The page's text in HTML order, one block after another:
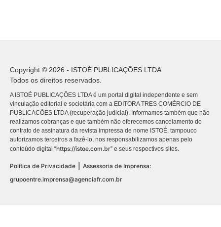
Copyright © 2026 - ISTOÉ PUBLICAÇÕES LTDA
Todos os direitos reservados.
A ISTOÉ PUBLICAÇÕES LTDA é um portal digital independente e sem
vinculação editorial e societária com a EDITORA TRES COMÉRCIO DE
PUBLICACÕES LTDA (recuperação judicial). Informamos também que não
realizamos cobranças e que também não oferecemos cancelamento do
contrato de assinatura da revista impressa de nome ISTOÉ, tampouco
autorizamos terceiros a fazê-lo, nos responsabilizamos apenas pelo
conteúdo digital “https://istoe.com.br” e seus respectivos sites.
Política de Privacidade
Assessoria de Imprensa:
grupoentre.imprensa@agenciafr.com.br